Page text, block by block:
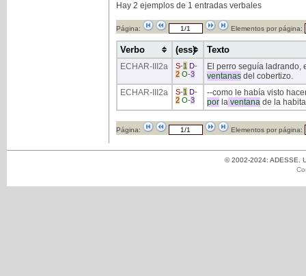
Hay 2 ejemplos de 1 entradas verbales
Página: Elementos por página:
Verbo (ess) Texto
ECHAR-III2a S-1 D-
2 O-3
El perro seguía ladrando,
ventanasdel cobertizo.
ECHAR-III2a S-1 D-
2 O-3
--como le había visto
porlaventanade la
Página: Elementos por página:
© 2002-2024: ADESSE.